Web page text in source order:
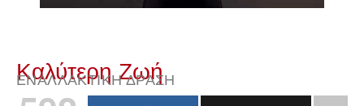
Καλύτερη Ζωή
ΕΝΑΛΛΑΚΤΙΚΉ ΔΡΆΣΗ